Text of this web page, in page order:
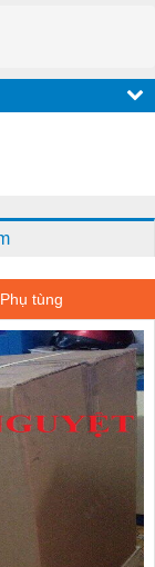
tùng